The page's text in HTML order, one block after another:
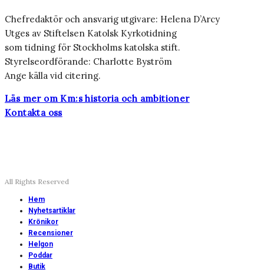
Chefredaktör och ansvarig utgivare: Helena D’Arcy
Utges av Stiftelsen Katolsk Kyrkotidning
som tidning för Stockholms katolska stift.
Styrelseordförande: Charlotte Byström
Ange källa vid citering.
Läs mer om Km:s historia och ambitioner
Kontakta oss
All Rights Reserved
Hem
Nyhetsartiklar
Krönikor
Recensioner
Helgon
Poddar
Butik